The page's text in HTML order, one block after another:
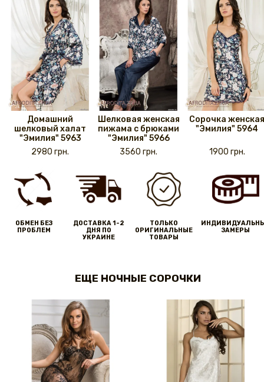
Домашний
шелковый халат
"Эмилия" 5963
2980 грн.
Шелковая женская
пижама с брюками
"Эмилия" 5966
3560 грн.
Сорочка женская
"Эмилия" 5964
1900 грн.
ОБМЕН БЕЗ
ПРОБЛЕМ
ДОСТАВКА 1-2
ДНЯ ПО
УКРАИНЕ
ТОЛЬКО
ОРИГИНАЛЬНЫЕ
ТОВАРЫ
ЗАМЕРЫ
ЕЩЕ НОЧНЫЕ СОРОЧКИ